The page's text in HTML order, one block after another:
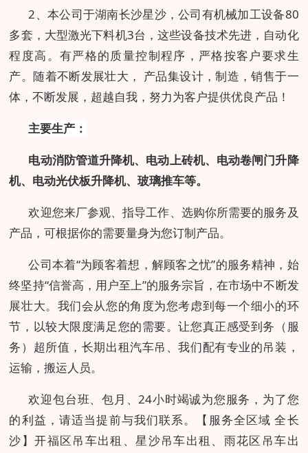
2、本公司于湖南长沙星沙，公司有机械加工设备80
多套，大型激光下料机3台，这些设备技术先进，自动化
程度高。有严格的质量控制程序，严格按客户要求生
产。随着不断发展壮大， 产品集设计，制造，销售于一
体，不断发展，超越自我，努力为客户提供优良产品！
主要生产：
电动消防管道升降机、电动上砖机、电动卷闸门升降
机、电动光伏板升降机、玻璃推车等。
欢迎您来厂参观、指导工作、选购你所需要的服务及
产品，可根据你的需要量身为您订制产品。
公司本着“为顾客着想，解顾客之忧”的服务精神，始
终坚持“信誉高，用户至上”的服务宗旨，在市场中不断发
展壮大。我们会从您的角度为您考虑到每一个细小的环
节，以较大限度满足您的需要。让您真正感受到务（服
务）超所值，长期出租汽车吊、我们配有专业的吊装，
运输，搬运人员。
欢迎包台班、包月、24小时竭诚为您服务，为了您
的利益，请适当提前与我们联系。【服务全区域全长
沙】开福区吊车出租、星沙吊车出租、雨花区吊车出